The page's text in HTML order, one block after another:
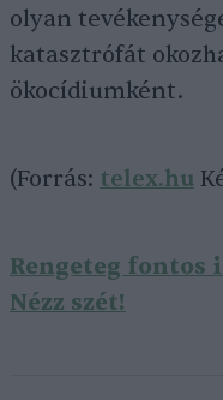
olyan
katasztrófát
ökocídiumként.
(Forrás: telex.hu
Rengeteg fontos
Nézz szét!